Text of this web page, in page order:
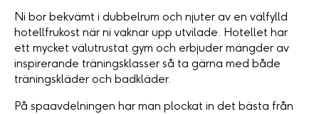
Ni bor bekvämt i dubbelrum och njuter av en välfylld
hotellfrukost när ni vaknar upp utvilade. Hotellet har
ett mycket välutrustat gym och erbjuder mängder av
inspirerande träningsklasser så ta gärna med både
träningskläder och badkläder.
På spaavdelningen har man plockat in det bästa från